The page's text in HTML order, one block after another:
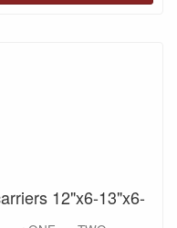
12"x6-13"x6-